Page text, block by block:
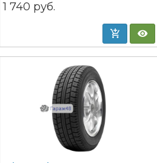
1 740 руб.